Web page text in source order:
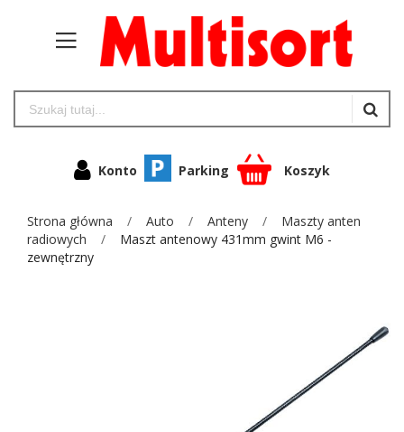
Konto Parking Koszyk
Strona główna Auto Anteny
Maszty anten
radiowych
Maszt antenowy 431mm gwint M6 -
zewnętrzny